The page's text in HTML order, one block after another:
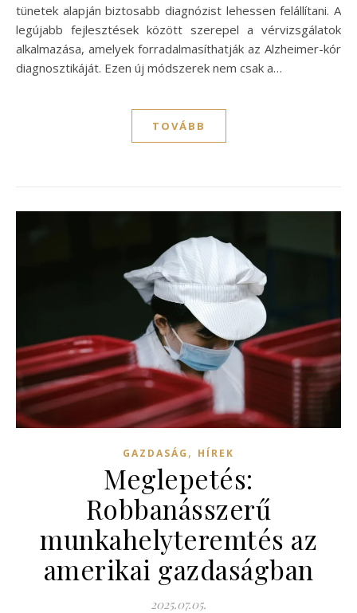
tünetek alapján biztosabb diagnózist lehessen felállítani. A
legújabb fejlesztések között szerepel a vérvizsgálatok
alkalmazása, amelyek forradalmasíthatják az Alzheimer-kór
diagnosztikáját. Ezen új módszerek nem csak a…
TOVÁBB
GAZDASÁG , HÍREK
Meglepetés:
Robbanásszerű
munkahelyteremtés az
amerikai gazdaságban
2025.07.05.